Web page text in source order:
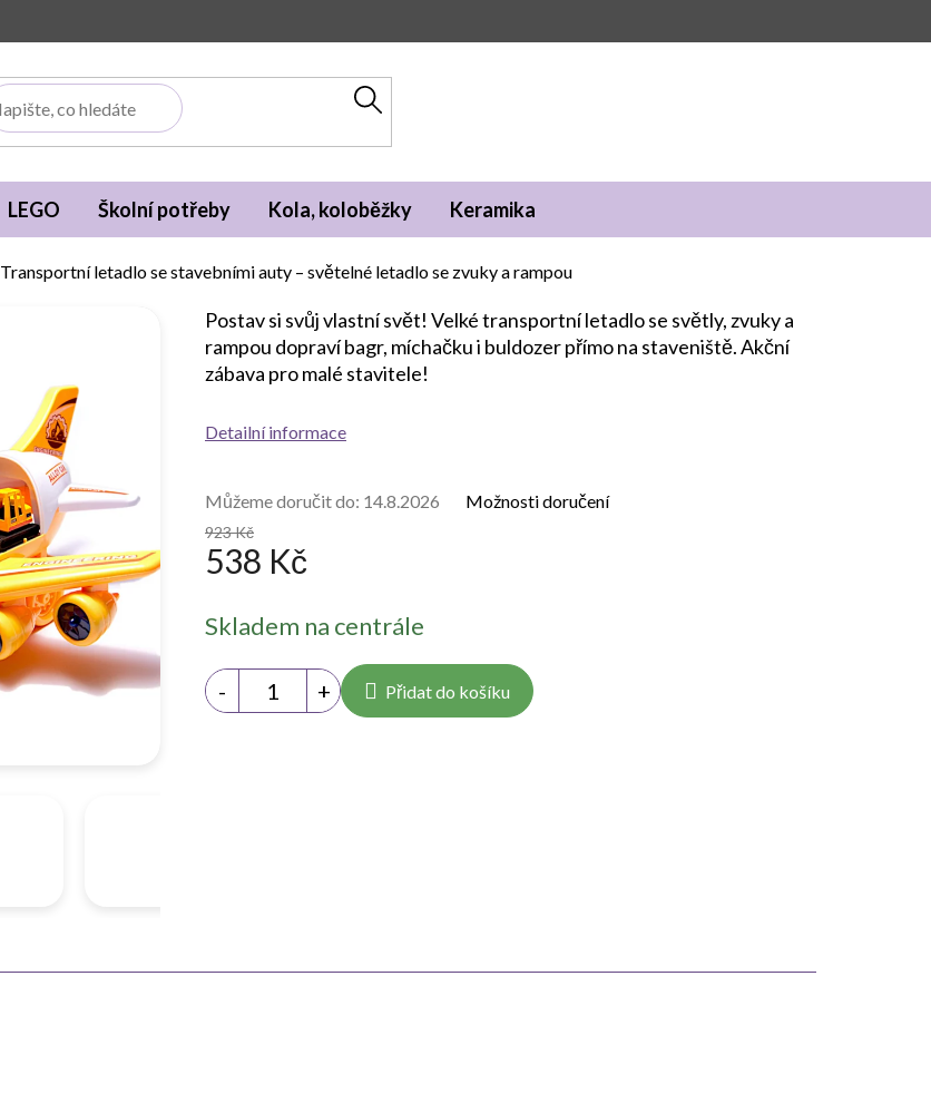
LEGO Školní potřeby Kola, koloběžky Keramika
Transportní letadlo se stavebními auty – světelné letadlo se zvuky a rampou
923 Kč
538 Kč
cena:
Skladem na centrále
Můžeme doručit do: 14.8.2026 Možnosti doručení
Přidat do košíku
Postav si svůj vlastní svět! Velké transportní letadlo se světly, zvuky a
rampou dopraví bagr, míchačku i buldozer přímo na staveniště. Akční
zábava pro malé stavitele!
Detailní informace